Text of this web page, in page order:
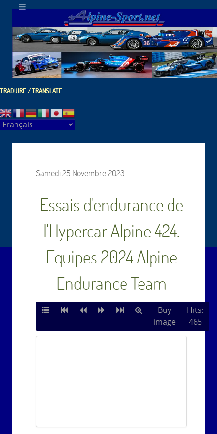
TRADUIRE / TRANSLATE
Samedi 25 Novembre 2023
Essais d'endurance de
l'Hypercar Alpine 424.
Equipes 2024 Alpine
Endurance Team
Buy
image
Hits:
465